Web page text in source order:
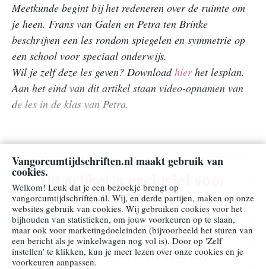
Meetkunde begint bij het redeneren over de ruimte om
je heen. Frans van Galen en Petra ten Brinke
beschrijven een les rondom spiegelen en symmetrie op
een school voor speciaal onderwijs.
Wil je zelf deze les geven? Downloadhierhet lesplan.
Aan het eind van dit artikel staan video-opnamen van
de les in de klas van Petra.
Dit artikel is exclusief voor
abonnees
Dit is een premium artikel, om dit hele artikel te lezen
dient uingelogdte zijn.
Heeft u nog geen abonnement bekijk onze
abonnementen via onderstaande knop
Ariadne
Spel
en
rekenles
Zo!
wil
ik
rekenen
Praktische
informatie
Meer
over
Volgens
Bartjens
Contact
Vangorcumtijdschriften.nl maakt gebruik van
cookies.
Welkom! Leuk dat je een bezoekje brengt op
vangorcumtijdschriften.nl. Wij, en derde partijen, maken op onze
websites gebruik van cookies. Wij gebruiken cookies voor het
bijhouden van statistieken, om jouw voorkeuren op te slaan,
maar ook voor marketingdoeleinden (bijvoorbeeld het sturen van
een bericht als je winkelwagen nog vol is). Door op 'Zelf
instellen' te klikken, kun je meer lezen over onze cookies en je
voorkeuren aanpassen.